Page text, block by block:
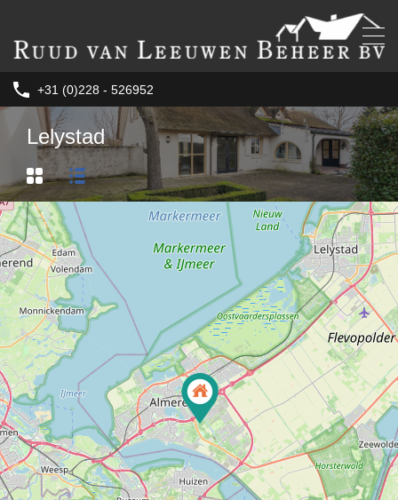
+31 (0)228 - 526952
Lelystad